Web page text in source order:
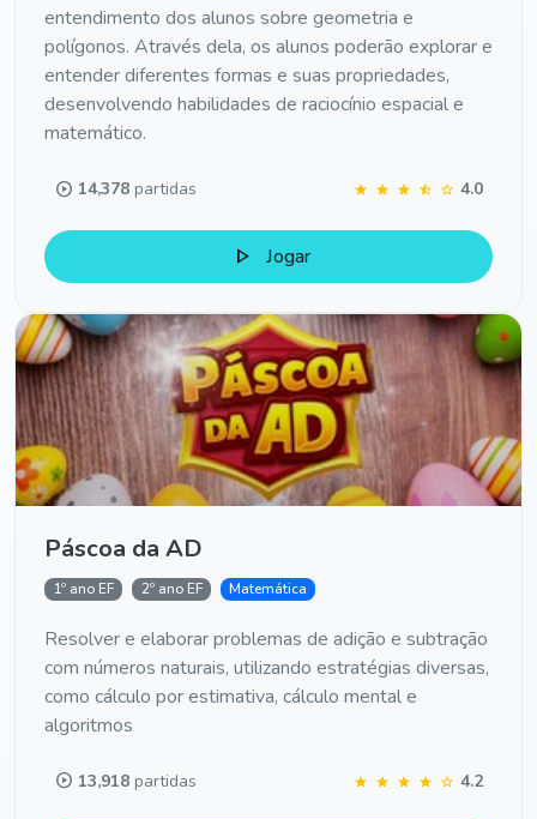
entendimento dos alunos sobre geometria e
polígonos. Através dela, os alunos poderão explorar e
entender diferentes formas e suas propriedades,
desenvolvendo habilidades de raciocínio espacial e
matemático.
play_circle 14,378 partidas star star star star_half star 4.0
play_arrow Jogar
Páscoa da AD
1º ano EF 2º ano EF Matemática
Resolver e elaborar problemas de adição e subtração
com números naturais, utilizando estratégias diversas,
como cálculo por estimativa, cálculo mental e
algoritmos
play_circle 13,918 partidas star star star star star 4.2